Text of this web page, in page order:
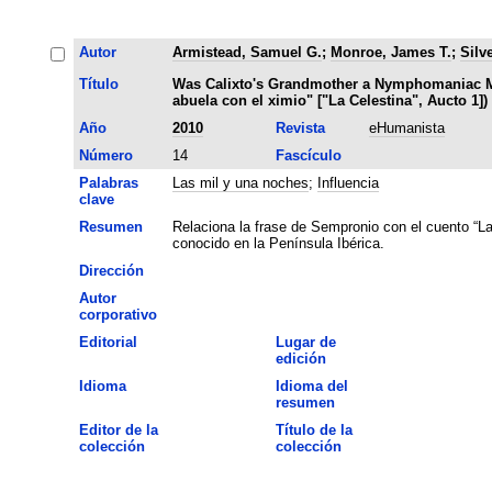
Autor Armistead, Samuel G.; Monroe, James T.;
Título
Was Calixto's Grandmother a
abuela con el ximio" ["La Celestina", Aucto 1])
Año
2010 Revista
eHumanista
Número
14
Fascículo
Palabras
clave
Las mil y una noches; Influencia
Resumen
Relaciona la frase de Sempronio con el cuento
conocido en la Península Ibérica.
Dirección
Autor
corporativo
Editorial
Lugar de
edición
Idioma
Idioma del
resumen
Editor de la
colección
Título de la
colección